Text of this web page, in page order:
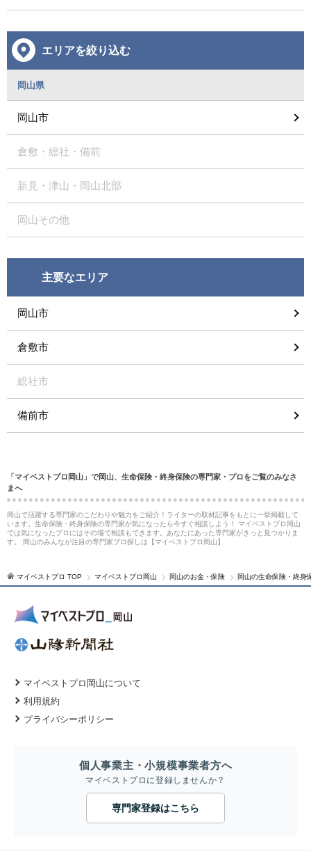
エリアを絞り込む
岡山県
岡山市
倉敷・総社・備前
新見・津山・岡山北部
岡山その他
主要なエリア
岡山市
倉敷市
総社市
備前市
「マイベストプロ岡山」で岡山、生命保険・終身保険の専門家・プロをご覧のみなさ
まへ
岡山で活躍する専門家のこだわりや魅力をご紹介！ライターの取材記事をもとに一挙掲載して
います。生命保険・終身保険の専門家が気になったら今すぐ相談しよう！ マイベストプロ岡山
では気になったプロにはその場で相談もできます。あなたにあった専門家がきっと見つかりま
す。 岡山のみんなが注目の専門家プロ探しは【マイベストプロ岡山】
マイベストプロ TOP マイベストプロ岡山 岡山のお金・保険 岡山の生命保険・終身
マイベストプロ岡山について
利用規約
プライバシーポリシー
個人事業主・小規模事業者方へ
マイベストプロに登録しませんか？
専門家登録はこちら